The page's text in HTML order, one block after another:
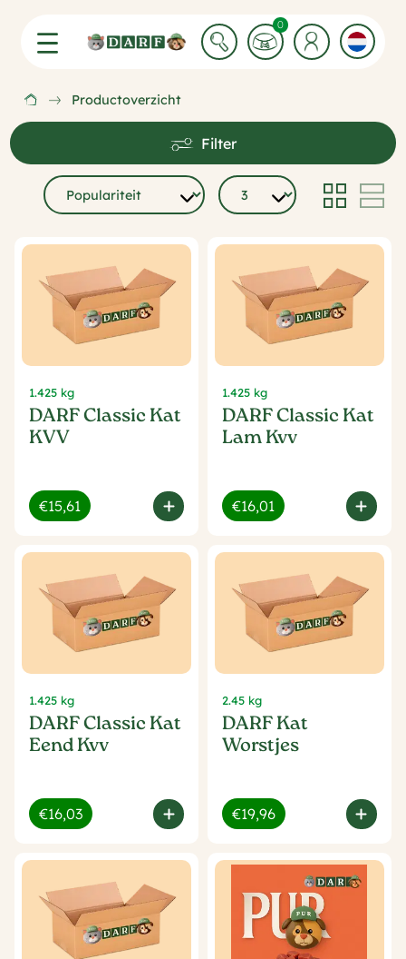
00 Winkelwagen items
Productoverzicht
Filter
1.425 kg
DARF Classic Kat
KVV
€15,61
1.425 kg
DARF Classic Kat
Lam Kvv
€16,01
1.425 kg
DARF Classic Kat
Eend Kvv
€16,03
2.45 kg
DARF Kat
Worstjes
€19,96